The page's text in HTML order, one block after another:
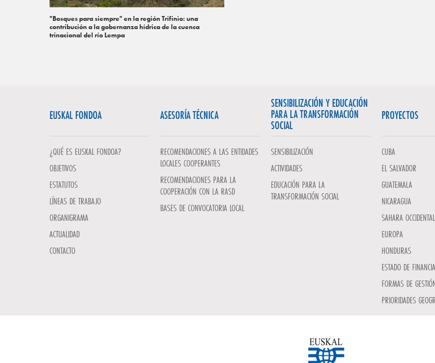
"Bosques para siempre" en la región Trifinio: una
contribución a la gobernanza hídrica de la cuenca
trinacional del río Lempa
EUSKAL FONDOA
¿QUÉ ES EUSKAL FONDOA?
OBJETIVOS
ESTATUTOS
LÍNEAS DE TRABAJO
ORGANIGRAMA
ACTUALIDAD
CONTACTO
ASESORÍA TÉCNICA
RECOMENDACIONES A LAS ENTIDADES
LOCALES COOPERANTES
RECOMENDACIONES PARA LA
COOPERACIÓN CON LA RASD
BASES DE CONVOCATORIA LOCAL
SENSIBILIZACIÓN Y EDUCACIÓN
PARA LA TRANSFORMACIÓN
SOCIAL
SENSIBILIZACIÓN
ACTIVIDADES
EDUCACIÓN PARA LA
TRANSFORMACIÓN SOCIAL
PROYECTOS
CUBA
EL SALVADOR
GUATEMALA
NICARAGUA
SAHARA OCCIDENTAL
EUROPA
HONDURAS
ESTADO DE
FORMAS DE
PRIORIDADES